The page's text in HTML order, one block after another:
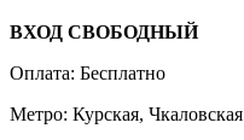
ВХОД СВОБОДНЫЙ
Оплата: Бесплатно
Метро: Курская, Чкаловская